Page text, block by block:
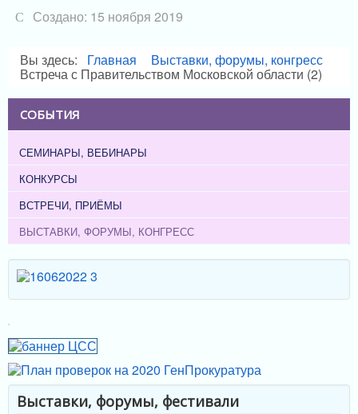
Создано: 15 ноября 2019
Вы здесь: Главная Выставки, форумы, конгресс
Встреча с Правительством Московской области (2)
СОБЫТИЯ
СЕМИНАРЫ, ВЕБИНАРЫ
КОНКУРСЫ
ВСТРЕЧИ, ПРИЁМЫ
ВЫСТАВКИ, ФОРУМЫ, КОНГРЕСС
Выставки, форумы, фестивали